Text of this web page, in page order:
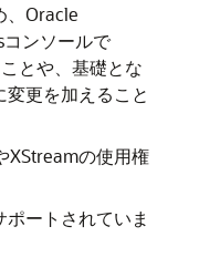
Oracle
ンソールで
とや、基礎とな
更を加えること
XStreamの使用権
ートされていま